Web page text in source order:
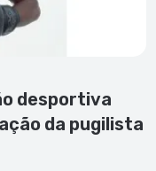
desportiva
da pugilista